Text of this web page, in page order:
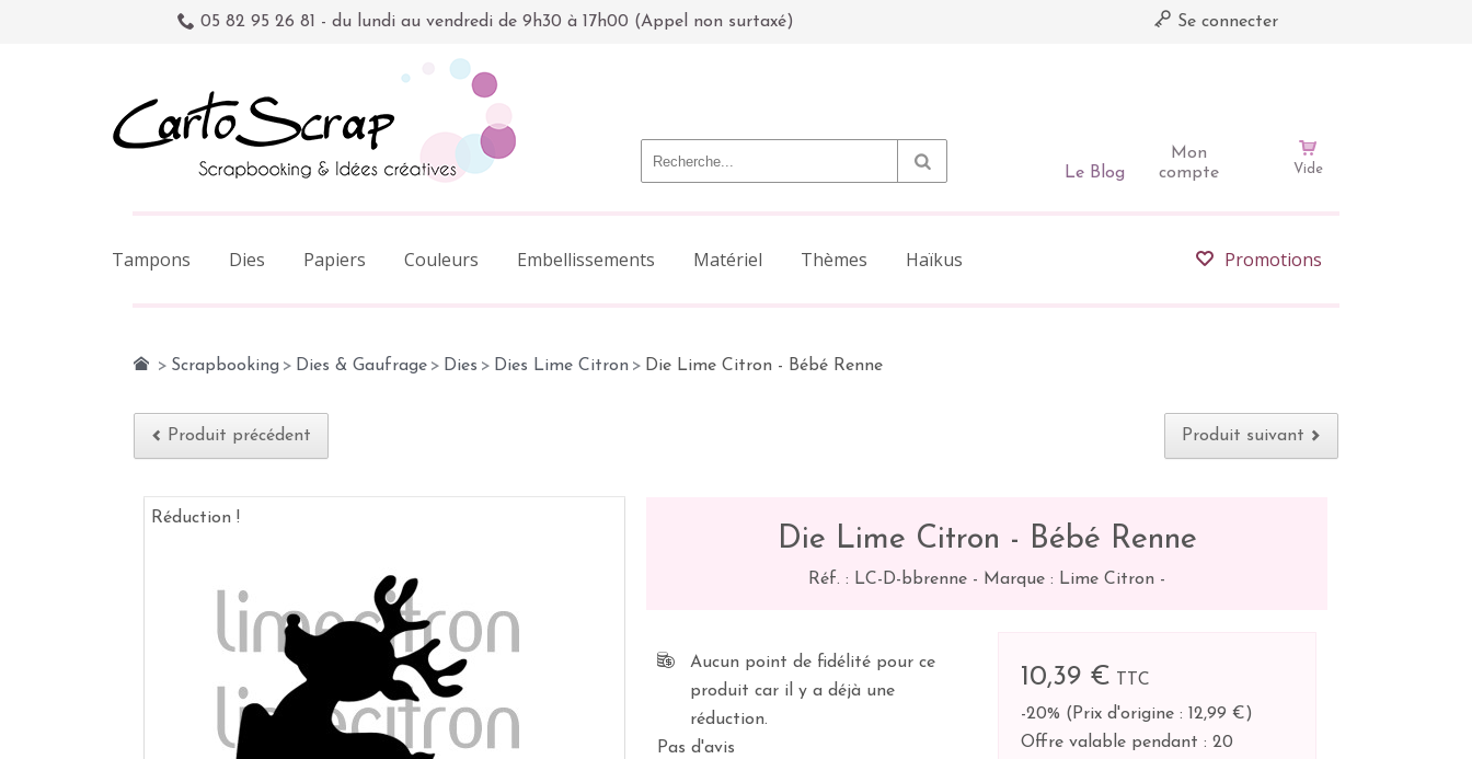
05 82 95 26 81 - du lundi au vendredi de 9h30 à 17h00 (Appel non surtaxé) Se connecter
Mon
compte
Le Blog Vide
Tampons Dies Papiers Couleurs Embellissements Matériel Thèmes Promotions
Haïkus
> Scrapbooking > Dies & Gaufrage > Dies > Dies Lime Citron > Die Lime Citron - Bébé Renne
Produit précédent Produit suivant
Réduction !
Die Lime Citron - Bébé Renne
Réf. : LC-D-bbrenne - Marque : Lime Citron -
Aucun point de fidélité pour ce
produit car il y a déjà une
réduction.
Pas d'avis
10,39 €
TTC
-20% ( Prix d'origine : 12,99 €)
Offre valable pendant : 20